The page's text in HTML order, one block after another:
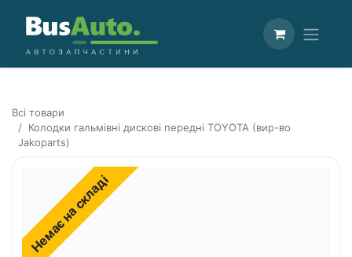
Всі товари
Колодки гальмівні дискові передні TOYOTA (вир-во
Jakoparts)
Немає на складі